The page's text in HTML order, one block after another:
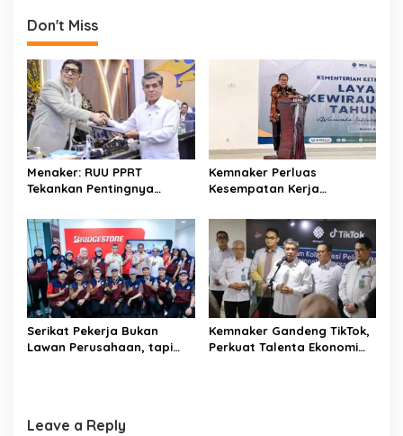
a
v
i
g
a
t
i
o
n
Don't Miss
Menaker: RUU PPRT
Tekankan Pentingnya
Tangga
Kemnaker Perluas
Kesempatan Kerja
Wirausaha
Serikat Pekerja Bukan
Lawan Perusahaan, tapi
Kemnaker Gandeng TikTok,
Perkuat Talenta Ekonomi
Leave a Reply